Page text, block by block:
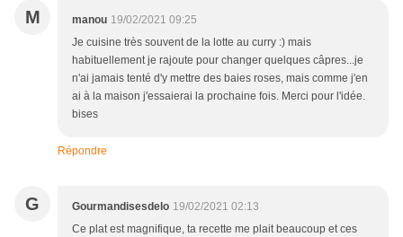
M manou 19/02/2021 09:25
Je cuisine très souvent de la lotte au curry :) mais
habituellement je rajoute pour changer quelques câpres...je
n'ai jamais tenté d'y mettre des baies roses, mais comme j'en
ai à la maison j'essaierai la prochaine fois. Merci pour l'idée.
bises
Répondre
G Gourmandisesdelo 19/02/2021 02:13
Ce plat est magnifique, ta recette me plait beaucoup et ces